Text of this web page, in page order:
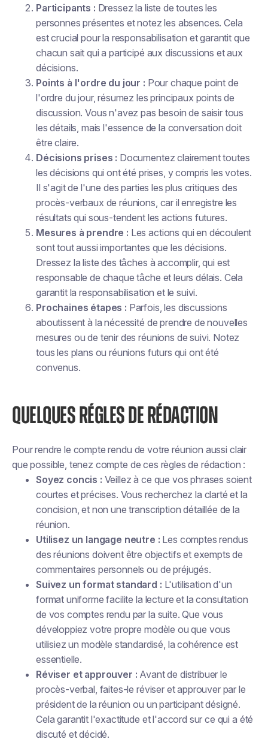
Participants : Dressez la liste de toutes les
personnes présentes et notez les absences. Cela
est crucial pour la responsabilisation et garantit que
chacun sait qui a participé aux discussions et aux
décisions.
Points à l'ordre du jour : Pour chaque point de
l'ordre du jour, résumez les principaux points de
discussion. Vous n'avez pas besoin de saisir tous
les détails, mais l'essence de la conversation doit
être claire.
Décisions prises : Documentez clairement toutes
les décisions qui ont été prises, y compris les votes.
Il s'agit de l'une des parties les plus critiques des
procès-verbaux de réunions, car il enregistre les
résultats qui sous-tendent les actions futures.
Mesures à prendre : Les actions qui en découlent
sont tout aussi importantes que les décisions.
Dressez la liste des tâches à accomplir, qui est
responsable de chaque tâche et leurs délais. Cela
garantit la responsabilisation et le suivi.
Prochaines étapes : Parfois, les discussions
aboutissent à la nécessité de prendre de nouvelles
mesures ou de tenir des réunions de suivi. Notez
tous les plans ou réunions futurs qui ont été
convenus.
QUELQUES RÉGLES DE RÉDACTION
Pour rendre le compte rendu de votre réunion aussi clair
que possible, tenez compte de ces règles de rédaction :
Soyez concis : Veillez à ce que vos phrases soient
courtes et précises. Vous recherchez la clarté et la
concision, et non une transcription détaillée de la
réunion.
Utilisez un langage neutre : Les comptes rendus
des réunions doivent être objectifs et exempts de
commentaires personnels ou de préjugés.
Suivez un format standard : L'utilisation d'un
format uniforme facilite la lecture et la consultation
de vos comptes rendu par la suite. Que vous
développiez votre propre modèle ou que vous
utilisiez un modèle standardisé, la cohérence est
essentielle.
Réviser et approuver : Avant de distribuer le
procès-verbal, faites-le réviser et approuver par le
président de la réunion ou un participant désigné.
Cela garantit l'exactitude et l'accord sur ce qui a été
discuté et décidé.